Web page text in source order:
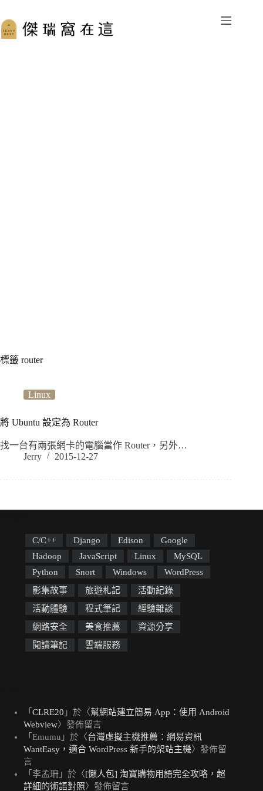
至
主
標籤 router
Linux
將 Ubuntu 設定為 Router
找一台有兩張網卡的電腦當作 Router，另外…
Jerry
2015-12-27
C/C++ Django Edison
Google
Hadoop
JavaScript Linux
MySQL
Python
Snort Windows
WordPress
影集故事
旅遊札記
活動紀錄
活動體驗
程式筆記
經驗雜談
網路安全
美食推薦
資源分享
閱讀筆記
雲端服務
「 CLRE20 」於〈幫網站建立簡易 App：使用 Android
Webview〉發佈留言
「 Emumu 」於〈台灣虛擬主機推薦：網易資訊
WantEasy，適合 WordPress 新手的架站主機〉發佈留
言
「 李孟珊 」於〈[懶人包] 淘寶購物用語完全攻略，超
詳細的術語對照〉發佈留言